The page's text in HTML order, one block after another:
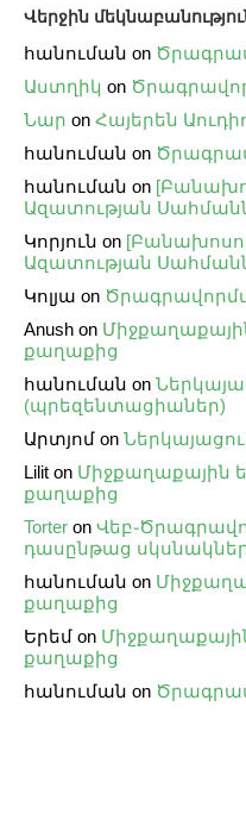
Վերջին
հանուման on
Աստղիկ on
Նար on Հայերեն
հանուման on
հանուման on
Ազատության
Կորյուն on
Ազատության
Կոլյա on
Anush on
քաղաքից
հանուման on
(պրեզենտացիաներ)
Արտյոմ on
Lilit on Միջքաղաքային
քաղաքից
Torter on
դասընթաց
հանուման on
քաղաքից
Երեմ on
քաղաքից
հանուման on